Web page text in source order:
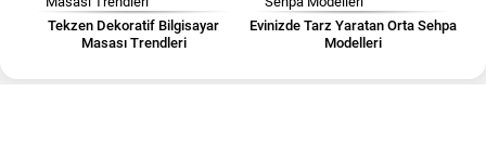
Tekzen Dekoratif Bilgisayar
Masası Trendleri
Evinizde Tarz Yaratan Orta Sehpa
Modelleri